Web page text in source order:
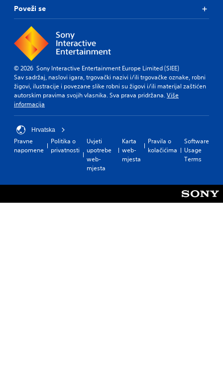
Poveži se
© 2026 Sony Interactive Entertainment Europe Limited (SIEE)
Sav sadržaj, naslovi igara, trgovački nazivi i/ili trgovačke oznake, robni
žigovi, ilustracije i povezane slike robni su žigovi i/ili materijal zaštićen
autorskim pravima svojih vlasnika. Sva prava pridržana.Više
informacija
Hrvatska
Pravne
napomene
Politika o
privatnosti
Uvjeti
upotrebe
web-
mjesta
Karta
web-
mjesta
Pravila o
kolačićima
Software
Usage
Terms